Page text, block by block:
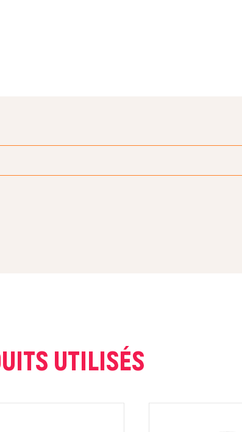
UTILISÉS